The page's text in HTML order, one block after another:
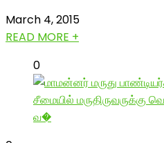
March 4, 2015
READ MORE +
0